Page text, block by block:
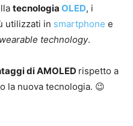
tecnologia OLED, i
utilizzati in smartphone e
wearable technology.
di AMOLED rispetto a
la nuova tecnologia. 😉